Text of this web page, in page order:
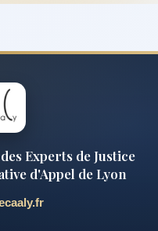
Experts de Justice
d'Appel de Lyon